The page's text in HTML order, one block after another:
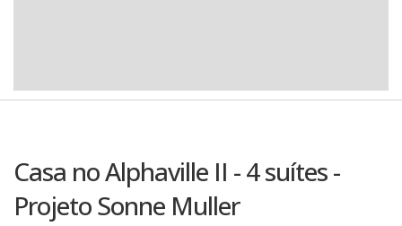
Casa no Alphaville II - 4 suítes -
Projeto Sonne Muller